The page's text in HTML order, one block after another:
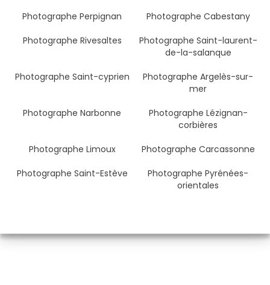
Photographe Perpignan
Photographe Cabestany
Photographe Rivesaltes
Photographe Saint-laurent-
de-la-salanque
Photographe Saint-cyprien
Photographe Argelès-sur-
mer
Photographe Narbonne
Photographe Lézignan-
corbières
Photographe Limoux
Photographe Carcassonne
Photographe Saint-Estève
Photographe Pyrénées-
orientales